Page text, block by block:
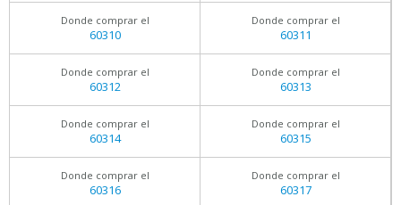
Donde comprar el
60310
Donde comprar el
60311
Donde comprar el
60312
Donde comprar el
60313
Donde comprar el
60314
Donde comprar el
60315
Donde comprar el
60316
Donde comprar el
60317